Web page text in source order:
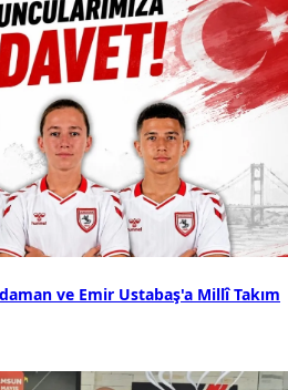
ve Emir Ustabaş'a Millî Takım